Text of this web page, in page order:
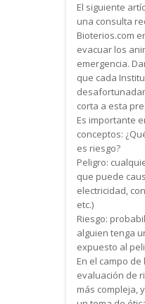
El siguiente
una consulta
Bioterios.com
evacuar los
emergencia.
que cada
corta a esta
Es importante
conceptos:
es riesgo?
Peligro:
que puede
electricidad,
etc.)
Riesgo:
alguien tenga
expuesto al
En el campo
evaluación de
más compleja,